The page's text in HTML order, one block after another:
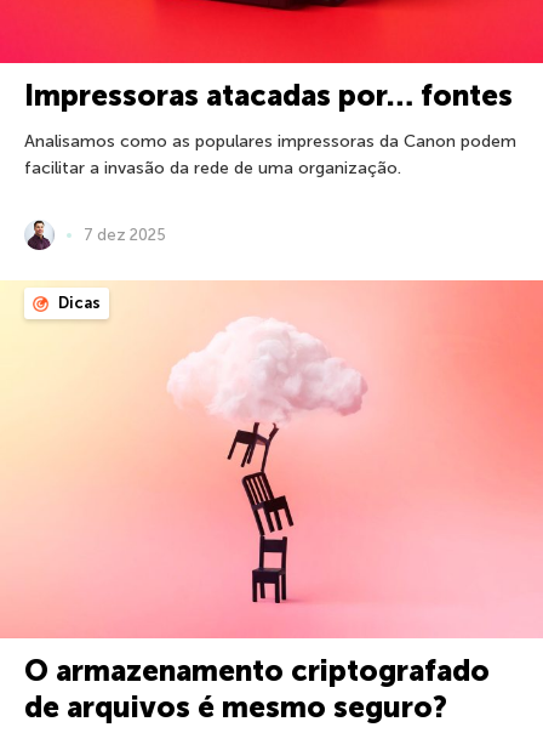
Impressoras atacadas por… fontes
Analisamos como as populares impressoras da Canon podem
facilitar a invasão da rede de uma organização.
7 dez 2025
Dicas
O armazenamento criptografado
de arquivos é mesmo seguro?